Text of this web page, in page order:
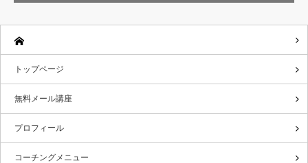
トップページ
無料メール講座
プロフィール
コーチングメニュー